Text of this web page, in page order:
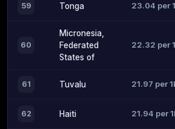
59 Tonga 23.04 per
60
Micronesia,
Federated
States of
22.32 per
61 Tuvalu 21.97 per
62 Haiti 21.94 per